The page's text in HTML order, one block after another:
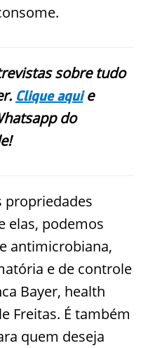
sobre tudo
Clique aquie
do
propriedades
elas, podemos
antimicrobiana,
e de controle
Bayer, health
Freitas. É também
quem deseja